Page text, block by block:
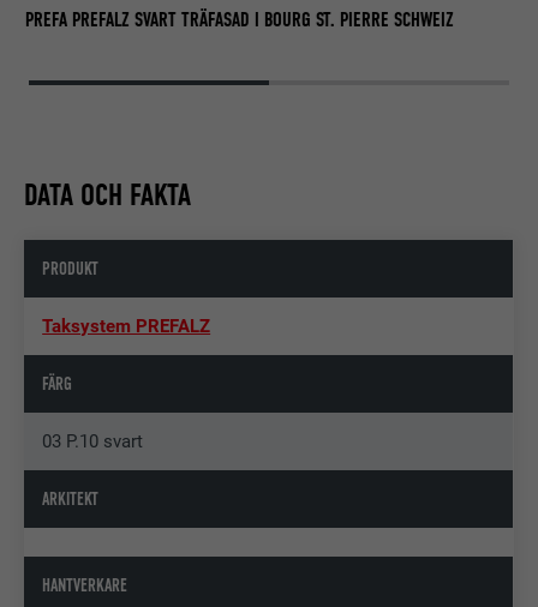
PREFA PREFALZ SVART TRÄFASAD I BOURG ST. PIERRE SCHWEIZ
DATA OCH FAKTA
PRODUKT
Taksystem PREFALZ
FÄRG
03 P.10 svart
ARKITEKT
HANTVERKARE